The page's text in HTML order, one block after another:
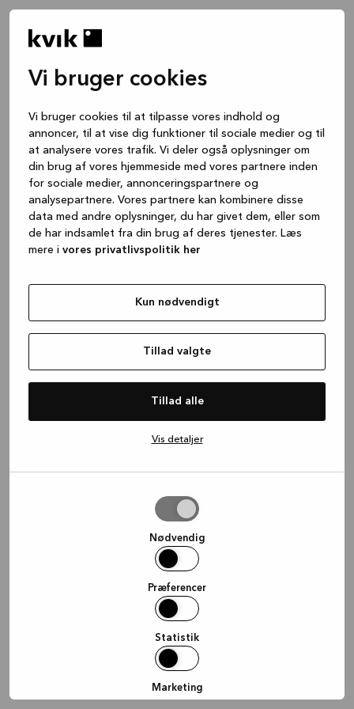
Vi bruger cookies
Vi bruger cookies til at tilpasse vores indhold og
annoncer, til at vise dig funktioner til sociale medier og til
at analysere vores trafik. Vi deler også oplysninger om
din brug af vores hjemmeside med vores partnere inden
for sociale medier, annonceringspartnere og
analysepartnere. Vores partnere kan kombinere disse
data med andre oplysninger, du har givet dem, eller som
de har indsamlet fra din brug af deres tjenester. Læs
mere i vores privatlivspolitik her
Kun nødvendigt
Tillad valgte
Tillad alle
Vis detaljer
Nødvendig
Præferencer
Statistik
Marketing
(see the browser console for more
information).